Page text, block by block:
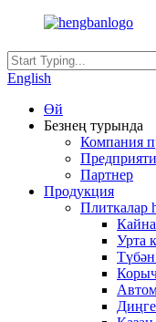
English
Өй
Безнең турында
Компания
Партнер
Продукция
Плиткалар
Урта
Түбән